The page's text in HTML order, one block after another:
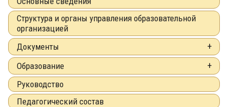
Структура и органы управления образовательной
организацией
Документы
Образование
Руководство
Педагогический состав